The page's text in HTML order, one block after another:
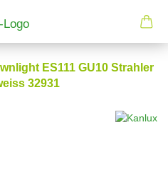
ES111 GU10 Strahler
32931